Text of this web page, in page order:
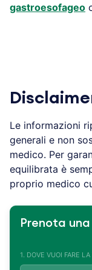
gastroesofageo
Le informazioni
generali e non
medico. Per
equilibrata è
proprio medico
Prenota
1. DOVE VUOI FARE